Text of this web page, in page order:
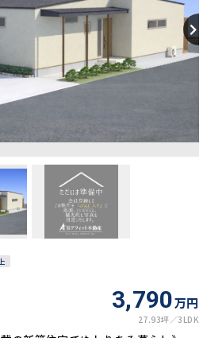
3,790万円
27.93坪 3LDK